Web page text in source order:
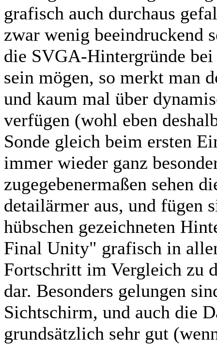
grafisch auch durchaus
zwar wenig beeindruckend
die SVGA-Hintergründe
sein mögen, so merkt man
und kaum mal über
verfügen (wohl eben
Sonde gleich beim ersten
immer wieder ganz
zugegebenermaßen sehen
detailärmer aus, und fügen
hübschen gezeichneten
Final Unity" grafisch in
Fortschritt im Vergleich zu
dar. Besonders gelungen
Sichtschirm, und auch die
grundsätzlich sehr gut